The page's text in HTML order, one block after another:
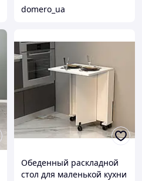
domero_ua
Обеденный раскладной
стол для маленькой кухни